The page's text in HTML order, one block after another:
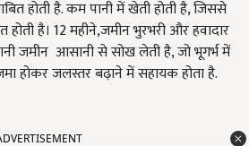
होती है. कम पानी में खेती होती है, जिससे
है। 12 महीने,जमीन भुरभरी और हवादार
जमीन आसानी से सोख लेती है, जो भूगर्भ में
होकर जलस्तर बढ़ाने में सहायक होता है.